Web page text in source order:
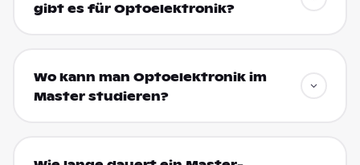
gibt es für Optoelektronik?
Wo kann man Optoelektronik im
Master studieren?